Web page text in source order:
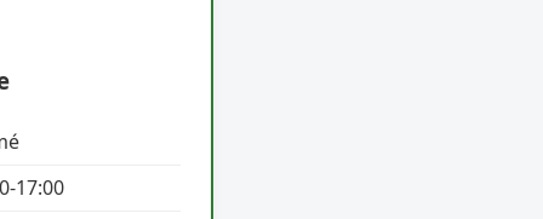
17:00